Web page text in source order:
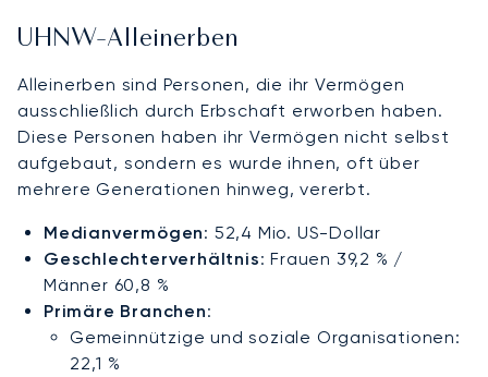
UHNW-Alleinerben
Alleinerben sind Personen, die ihr Vermögen
ausschließlich durch Erbschaft erworben haben.
Diese Personen haben ihr Vermögen nicht selbst
aufgebaut, sondern es wurde ihnen, oft über
mehrere Generationen hinweg, vererbt.
Medianvermögen: 52,4 Mio. US-Dollar
Geschlechterverhältnis: Frauen 39,2 % /
Männer 60,8 %
Primäre Branchen:
Gemeinnützige und soziale Organisationen:
22,1 %